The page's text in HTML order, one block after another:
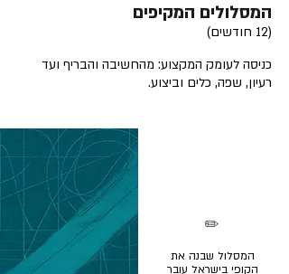
המסלולים המקיפים
(12 חודשים)
כניסה לעומק המקצוע: מהחשיבה והבריף ועד
רעיון, שפה, כלים וביצוע.
המסלול שבנה את
הקופי בישראל עובר
✏️